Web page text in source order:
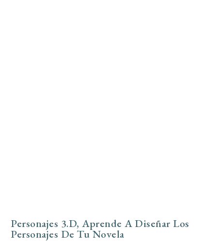
Personajes 3.D, Aprende A Diseñar Los
Personajes De Tu Novela